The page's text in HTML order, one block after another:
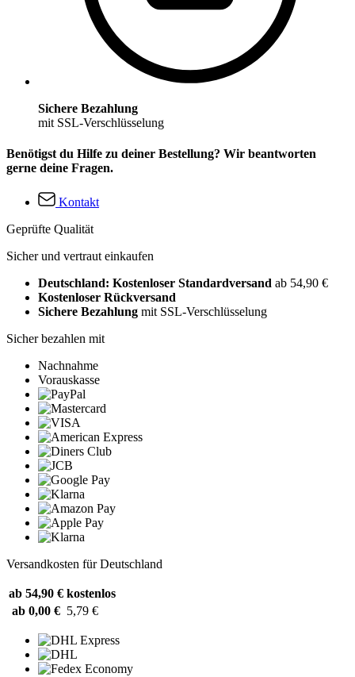
Sichere Bezahlung
mit SSL-Verschlüsselung
Benötigst du Hilfe zu deiner Bestellung? Wir beantworten
gerne deine Fragen.
Kontakt
Geprüfte Qualität
Sicher und vertraut einkaufen
Deutschland: Kostenloser Standardversand ab 54,90 €
Kostenloser Rückversand
Sichere Bezahlung mit SSL-Verschlüsselung
Sicher bezahlen mit
Nachnahme
Vorauskasse
Versandkosten für Deutschland
ab 54,90 € kostenlos
ab 0,00 € 5,79 €